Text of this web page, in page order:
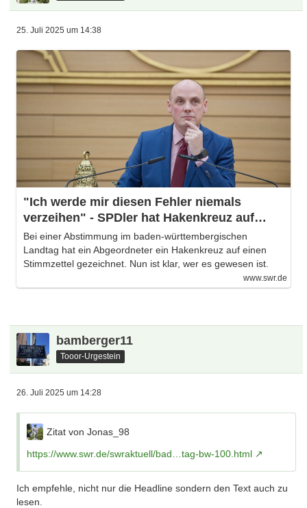
25. Juli 2025 um 14:38
"Ich werde mir diesen Fehler niemals
verzeihen" - SPDler hat Hakenkreuz auf
Stimmzettel gemalt
Bei einer Abstimmung im baden-württembergischen
Landtag hat ein Abgeordneter ein Hakenkreuz auf einen
Stimmzettel gezeichnet. Nun ist klar, wer es gewesen ist.
www.swr.de
bamberger11
Tooor-Urgestein
26. Juli 2025 um 14:28
Zitat von Jonas_98
https://www.swr.de/swraktuell/bad…tag-bw-100.html
Ich empfehle, nicht nur die Headline sondern den Text auch zu
lesen.